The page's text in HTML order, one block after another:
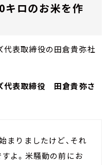
ロのお米を作
代表取締役の田倉貴弥社
代表取締役 田倉貴弥さ
まりましたけど、それ
よ。米騒動の前にお